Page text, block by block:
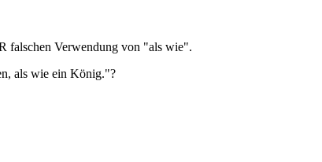
falschen Verwendung von "als wie".
als wie ein König."?